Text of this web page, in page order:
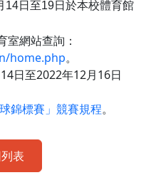
14日至19日於本校體育館
室網站查詢：
home.php。
14日至2022年12月16日
錦標賽」競賽規程。
表